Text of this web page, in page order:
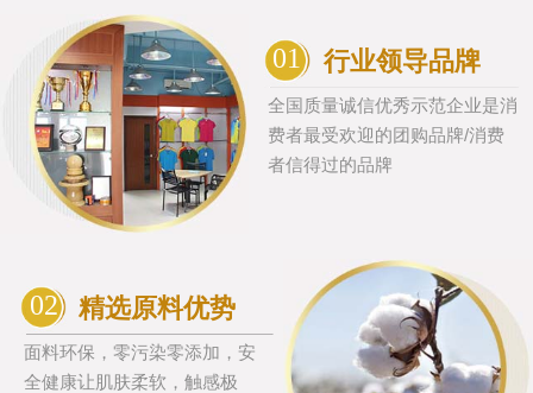
01 行业领导品牌
全国质量诚信优秀示范企业是消
费者最受欢迎的团购品牌/消费
者信得过的品牌
02 精选原料优势
面料环保，零污染零添加，安
全健康让肌肤柔软，触感极